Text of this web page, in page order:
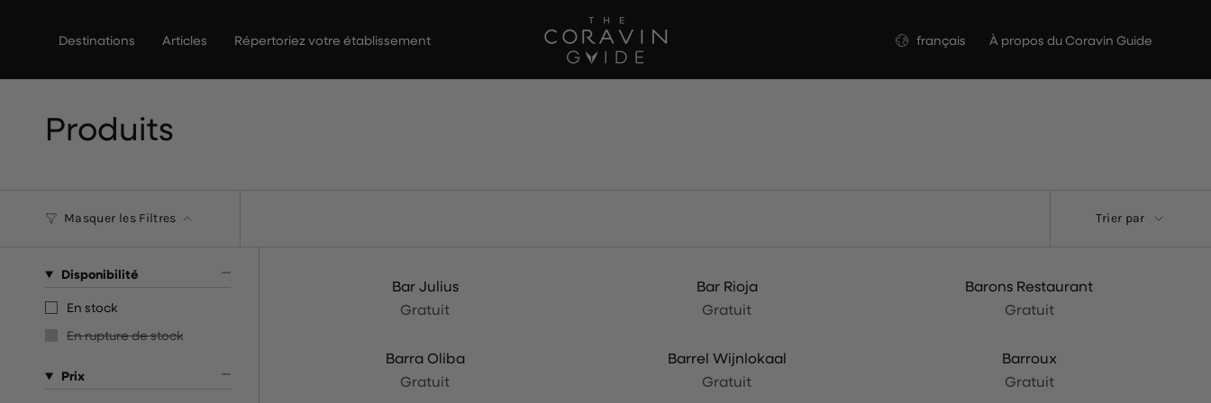
la
Destinations Articles Répertoriez votre établissement Langue
français À propos du Coravin Guide
Produits
Masquer les Filtres
Trier
par
Trier par
Disponibilité
En stock
En rupture de stock
Prix
Bar Julius
Gratuit
Bar Rioja
Gratuit
Barons Restaurant
Gratuit
Barra Oliba
Gratuit
Barrel Wijnlokaal
Gratuit
Barroux
Gratuit